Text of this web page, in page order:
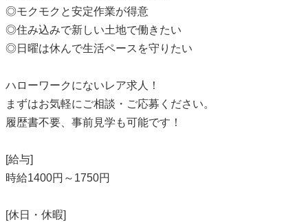
◎モクモクと安定作業が得意
◎住み込みで新しい土地で働きたい
◎日曜は休んで生活ペースを守りたい
ハローワークにないレア求人！
まずはお気軽にご相談・ご応募ください。
履歴書不要、事前見学も可能です！
[給与]
時給1400円～1750円
[休日・休暇]